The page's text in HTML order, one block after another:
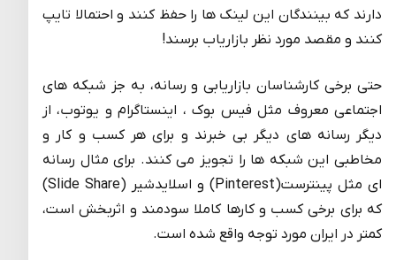
دارند که بینندگان این لینک ها را حفظ کنند و احتمالا تایپ
کنند و مقصد مورد نظر بازاریاب برسند!
حتی برخی کارشناسان بازاریابی و رسانه، به جز شبکه های
اجتماعی معروف مثل فیس بوک ، اینستاگرام و یوتوب، از
دیگر رسانه های دیگر بی خبرند و برای هر کسب و کار و
مخاطبی این شبکه ها را تجویز می کنند. برای مثال رسانه
ای مثل پینترست(Pinterest) و اسلایدشیر (Slide Share)
که برای برخی کسب و کارها کاملا سودمند و اثربخش است،
کمتر در ایران مورد توجه واقع شده است.